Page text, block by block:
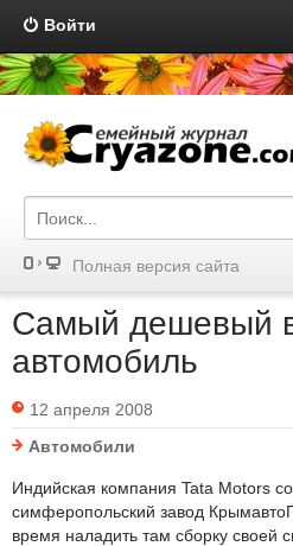
Войти
Полная версия сайта
Самый дешевый
автомобиль
12 апреля 2008
Автомобили
Индийская компания Tata Motors
симферопольский завод
время наладить там сборку своей